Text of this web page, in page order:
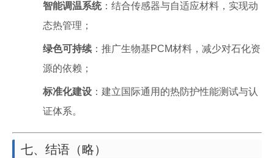
智能调温系统：结合传感器与自适应材料，实现动
态热管理；
绿色可持续 ：推广生物基PCM材料，减少对石化资
源的依赖；
标准化建设 ：建立国际通用的热防护性能测试与认
证体系。
七、结语（略）